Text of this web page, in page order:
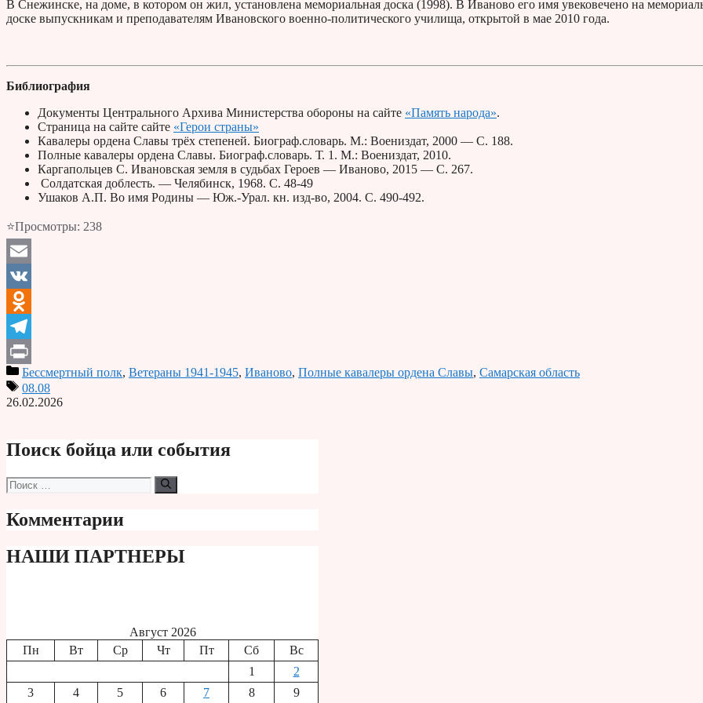
В Снежинске, на доме, в котором он жил, установлена мемориальная доска (1998). В Иваново его имя увековечено на
доске выпускникам и преподавателям Ивановского военно-политического училища, открытой в мае 2010 года.
Библиография
Документы Центрального Архива Министерства обороны на сайте «Память народа».
Страница на сайте сайте «Герои страны»
Кавалеры ордена Славы трёх степеней. Биограф.словарь. М.: Воениздат, 2000 — С. 188.
Полные кавалеры ордена Славы. Биограф.словарь. Т. 1. М.: Воениздат, 2010.
Каргапольцев С. Ивановская земля в судьбах Героев — Иваново, 2015 — С. 267.
Солдатская доблесть. — Челябинск, 1968. С. 48-49
Ушаков А.П. Во имя Родины — Юж.-Урал. кн. изд-во, 2004. С. 490-492.
⭐Просмотры: 238
Email
VK
Odnoklassniki
Telegram
PrintБессмертный полк, Ветераны 1941-1945, Иваново, Полные кавалеры ордена Славы, Самарская область
08.08
26.02.2026
Поиск бойца или события
Поиск:
Комментарии
НАШИ ПАРТНЕРЫ
Август 2026
Пн
Вт Ср Чт Пт Сб
Вс
1
2
3
4 5 6 7 8 9